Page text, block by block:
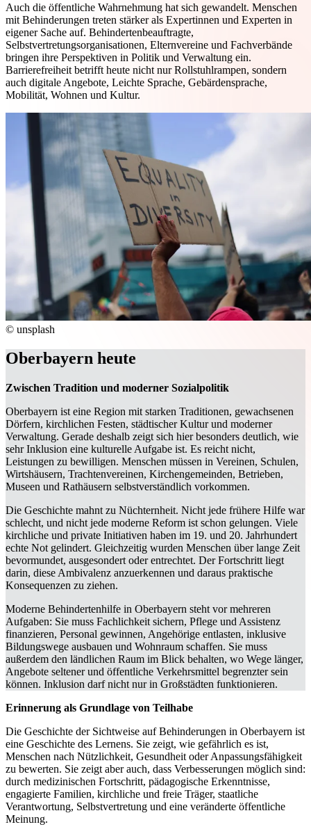
Auch die öffentliche Wahrnehmung hat sich gewandelt. Menschen
mit Behinderungen treten stärker als Expertinnen und Experten in
eigener Sache auf. Behindertenbeauftragte,
Selbstvertretungsorganisationen, Elternvereine und Fachverbände
bringen ihre Perspektiven in Politik und Verwaltung ein.
Barrierefreiheit betrifft heute nicht nur Rollstuhlrampen, sondern
auch digitale Angebote, Leichte Sprache, Gebärdensprache,
Mobilität, Wohnen und Kultur.
© unsplash
Oberbayern heute
Zwischen Tradition und moderner Sozialpolitik
Oberbayern ist eine Region mit starken Traditionen, gewachsenen
Dörfern, kirchlichen Festen, städtischer Kultur und moderner
Verwaltung. Gerade deshalb zeigt sich hier besonders deutlich, wie
sehr Inklusion eine kulturelle Aufgabe ist. Es reicht nicht,
Leistungen zu bewilligen. Menschen müssen in Vereinen, Schulen,
Wirtshäusern, Trachtenvereinen, Kirchengemeinden, Betrieben,
Museen und Rathäusern selbstverständlich vorkommen.
Die Geschichte mahnt zu Nüchternheit. Nicht jede frühere Hilfe war
schlecht, und nicht jede moderne Reform ist schon gelungen. Viele
kirchliche und private Initiativen haben im 19. und 20. Jahrhundert
echte Not gelindert. Gleichzeitig wurden Menschen über lange Zeit
bevormundet, ausgesondert oder entrechtet. Der Fortschritt liegt
darin, diese Ambivalenz anzuerkennen und daraus praktische
Konsequenzen zu ziehen.
Moderne Behindertenhilfe in Oberbayern steht vor mehreren
Aufgaben: Sie muss Fachlichkeit sichern, Pflege und Assistenz
finanzieren, Personal gewinnen, Angehörige entlasten, inklusive
Bildungswege ausbauen und Wohnraum schaffen. Sie muss
außerdem den ländlichen Raum im Blick behalten, wo Wege länger,
Angebote seltener und öffentliche Verkehrsmittel begrenzter sein
können. Inklusion darf nicht nur in Großstädten funktionieren.
Erinnerung als Grundlage von Teilhabe
Die Geschichte der Sichtweise auf Behinderungen in Oberbayern ist
eine Geschichte des Lernens. Sie zeigt, wie gefährlich es ist,
Menschen nach Nützlichkeit, Gesundheit oder Anpassungsfähigkeit
zu bewerten. Sie zeigt aber auch, dass Verbesserungen möglich sind:
durch medizinischen Fortschritt, pädagogische Erkenntnisse,
engagierte Familien, kirchliche und freie Träger, staatliche
Verantwortung, Selbstvertretung und eine veränderte öffentliche
Meinung.